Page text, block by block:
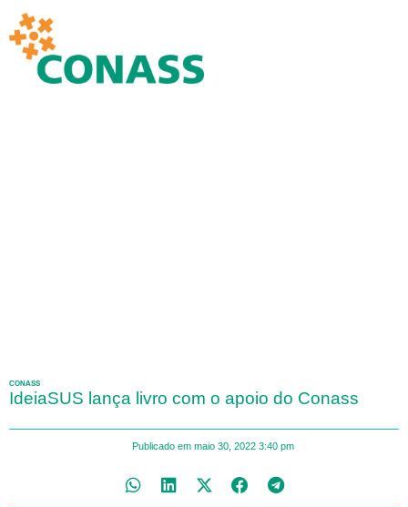
CONASS
IdeiaSUS lança livro com o apoio do Conass
Publicado em maio 30, 2022 3:40 pm